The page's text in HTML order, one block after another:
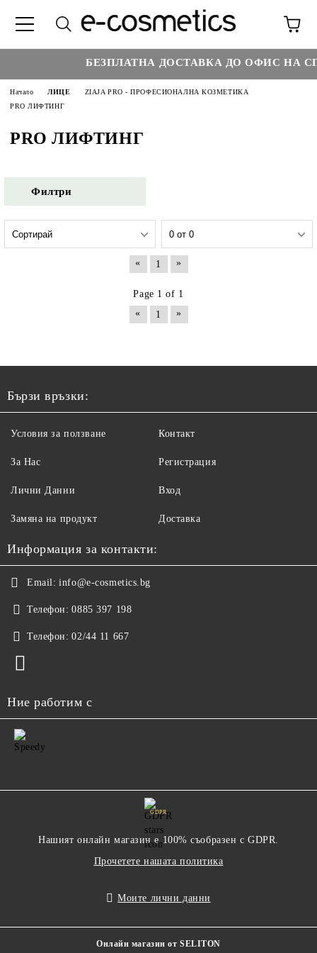
БЕЗПЛАТНА ДОСТАВКА ДО ОФИС НА
Начало ЛИЦЕ
ZIAJA PRO - ПРОФЕСИОНАЛНА КОЗМЕТИКА
PRO ЛИФТИНГ
PRO ЛИФТИНГ
Филтри
« 1 »
Page 1 of 1
«
1 »
Бързи връзки:
Условия за ползване
За Нас
Лични Данни
Замяна на продукт
Контакт
Регистрация
Вход
Доставка
Информация за контакти:
Email: info@e-cosmetics.bg
Телефон: 0885 397 198
Телефон: 02/44 11 667
Ние работим с
GDPR
Нашият онлайн магазин е 100% съобразен с GDPR.
Прочетете нашата политика
Моите лични данни
Онлайн магазин от SELITON